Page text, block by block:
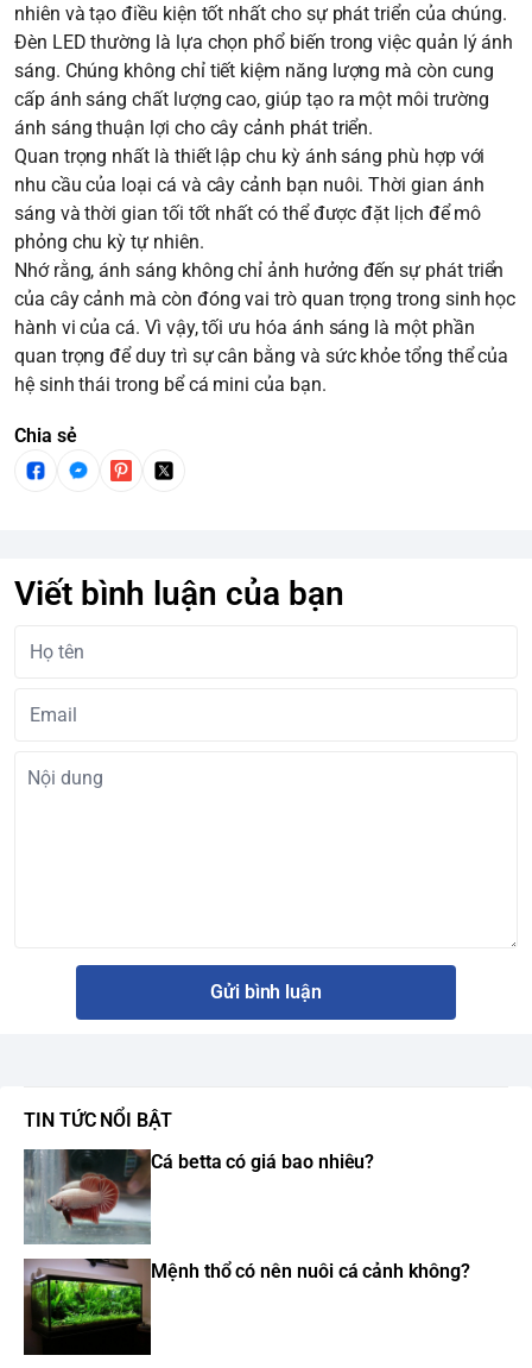
nhiên và tạo điều kiện tốt nhất cho sự phát triển của chúng.
Đèn LED thường là lựa chọn phổ biến trong việc quản lý ánh
sáng. Chúng không chỉ tiết kiệm năng lượng mà còn cung
cấp ánh sáng chất lượng cao, giúp tạo ra một môi trường
ánh sáng thuận lợi cho cây cảnh phát triển.
Quan trọng nhất là thiết lập chu kỳ ánh sáng phù hợp với
nhu cầu của loại cá và cây cảnh bạn nuôi. Thời gian ánh
sáng và thời gian tối tốt nhất có thể được đặt lịch để mô
phỏng chu kỳ tự nhiên.
Nhớ rằng, ánh sáng không chỉ ảnh hưởng đến sự phát triển
của cây cảnh mà còn đóng vai trò quan trọng trong sinh học
hành vi của cá. Vì vậy, tối ưu hóa ánh sáng là một phần
quan trọng để duy trì sự cân bằng và sức khỏe tổng thể của
hệ sinh thái trong bể cá mini của bạn.
Chia sẻ
Viết bình luận của bạn
Gửi bình luận
TIN TỨC NỔI BẬT
Cá betta có giá bao nhiêu?
Mệnh thổ có nên nuôi cá cảnh không?